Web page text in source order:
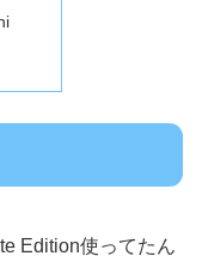
Edition使ってたん